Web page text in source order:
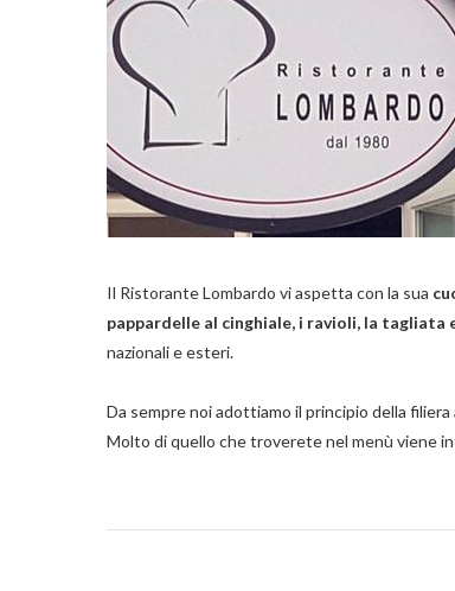
Il Ristorante Lombardo vi aspetta con la sua
pappardelle al cinghiale, i ravioli, la
nazionali e esteri.
Da sempre noi adottiamo il principio della
Molto di quello che troverete nel menù viene